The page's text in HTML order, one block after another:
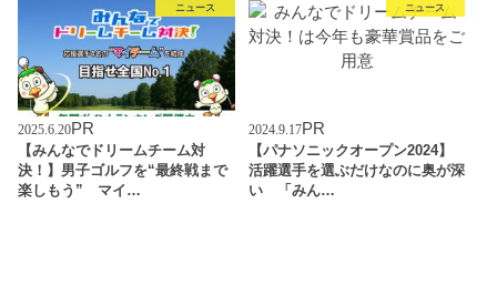
ニュース
2025.6.20PR
【みんなでドリームチーム対
決！】男子ゴルフを“最終戦まで
楽しもう” マイ…
ニュース
2024.9.17PR
【パナソニックオープン2024】
活躍選手を選ぶだけなのに奥が深
い 「みん…